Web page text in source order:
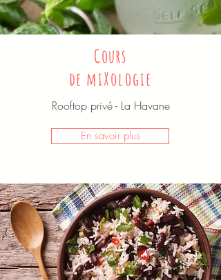
Cours
de miXologie
Rooftop privé - La Havane
En savoir plus